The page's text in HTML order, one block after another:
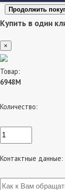
Продолжить
Купить в один
×
Товар:
6948M
Количество:
Контактные данные: